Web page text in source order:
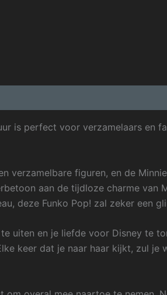
is perfect voor verzamelaars en
verzamelbare figuren, en de
aan de tijdloze charme van
deze Funko Pop! zal zeker een
uiten en je liefde voor Disney te
keer dat je naar haar kijkt, zul je